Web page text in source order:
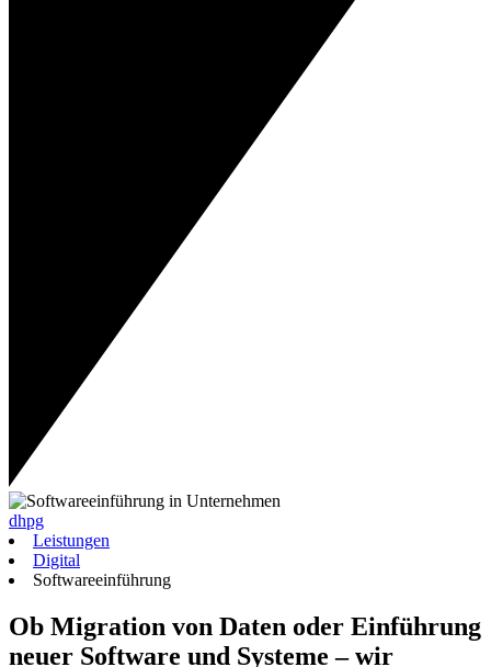
dhpg
Leistungen
Digital
Softwareeinführung
Ob Migration von Daten oder Einführung
neuer Software und Systeme – wir